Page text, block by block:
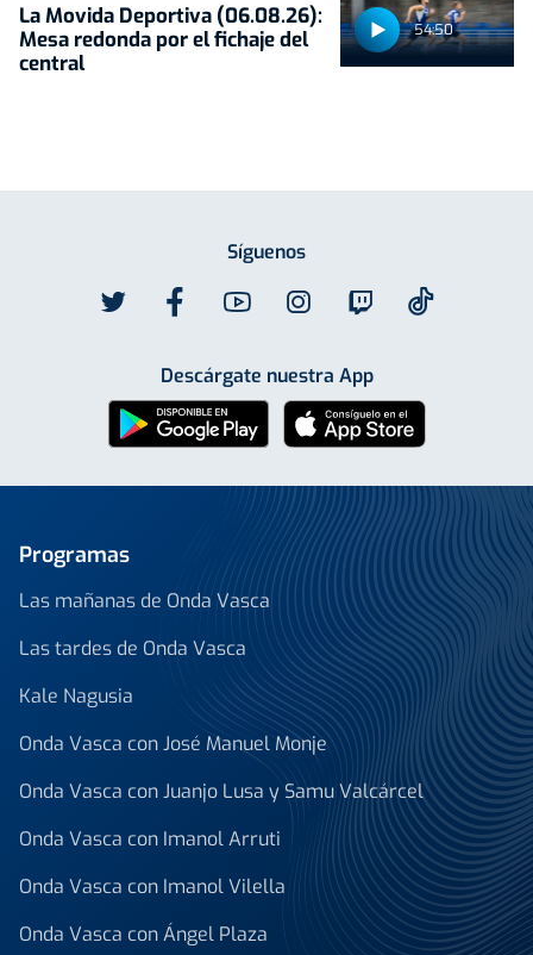
54:50
La Movida Deportiva (06.08.26):
Mesa redonda por el fichaje del
central
Síguenos
Descárgate nuestra App
Programas
Las mañanas de Onda Vasca
Las tardes de Onda Vasca
Kale Nagusia
Onda Vasca con José Manuel Monje
Onda Vasca con Juanjo Lusa y Samu Valcárcel
Onda Vasca con Imanol Arruti
Onda Vasca con Imanol Vilella
Onda Vasca con Ángel Plaza